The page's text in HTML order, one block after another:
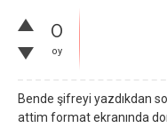
0
oy
Bende şifreyi yazdıkdan
attim format ekranında